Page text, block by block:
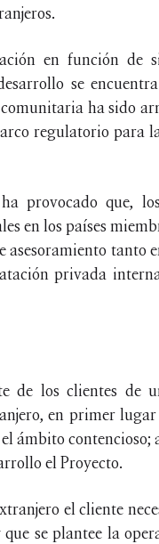
en función de
se
ha sido
regulatorio para
provocado que,
en los países
asesoramiento tanto
privada
de los clientes de
en primer
ámbito contencioso;
el Proyecto.
el cliente
se plantee la